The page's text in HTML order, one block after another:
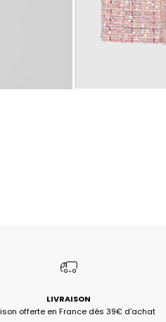
LIVRAISON
offerte en France dès 39€ d'achat